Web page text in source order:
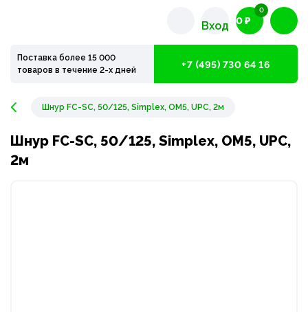
Вход 0 ₽
0
Поставка более 15 000
товаров в течение 2-х дней
+7 (495) 730 64 16
Шнур FC-SC, 50/125, Simplex, OM5, UPC, 2м
Шнур FC-SC, 50/125, Simplex, OM5, UPC,
2м